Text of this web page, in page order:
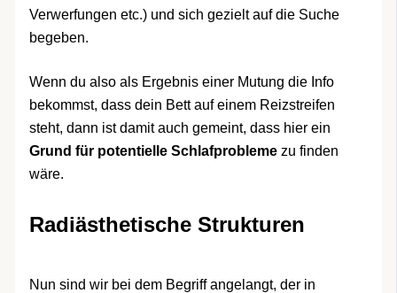
Verwerfungen etc.) und sich gezielt auf die Suche
begeben.
Wenn du also als Ergebnis einer Mutung die Info
bekommst, dass dein Bett auf einem Reizstreifen
steht, dann ist damit auch gemeint, dass hier ein
Grund für potentielle Schlafproblemezu finden
wäre.
Radiästhetische Strukturen
Nun sind wir bei dem Begriff angelangt, der in